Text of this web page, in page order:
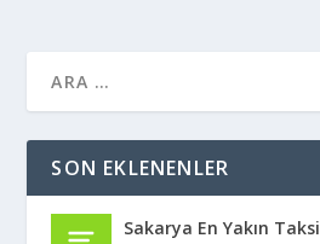
SON EKLENENLER
Sakarya En Yakın Taksi